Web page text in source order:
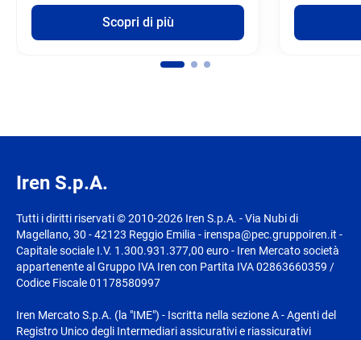
Scopri di più
Iren S.p.A.
Tutti i diritti riservati © 2010-2026 Iren S.p.A. - Via Nubi di
Magellano, 30 - 42123 Reggio Emilia - irenspa@pec.gruppoiren.it -
Capitale sociale I.V. 1.300.931.377,00 euro - Iren Mercato società
appartenente al Gruppo IVA Iren con Partita IVA 02863660359 /
Codice Fiscale 01178580997
Iren Mercato S.p.A. (la "IME") - Iscritta nella sezione A - Agenti del
Registro Unico degli Intermediari assicurativi e riassicurativi